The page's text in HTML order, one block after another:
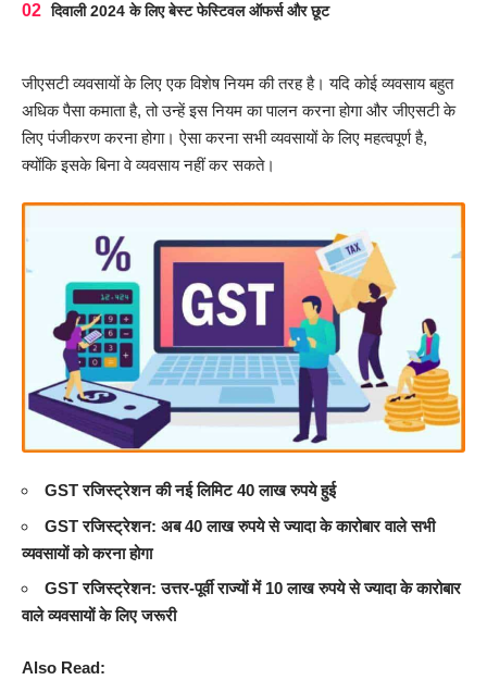
दिवाली 2024 के लिए बेस्ट फेस्टिवल ऑफर्स और छूट
जीएसटी व्यवसायों के लिए एक विशेष नियम की तरह है। यदि कोई व्यवसाय बहुत
अधिक पैसा कमाता है, तो उन्हें इस नियम का पालन करना होगा और जीएसटी के
लिए पंजीकरण करना होगा। ऐसा करना सभी व्यवसायों के लिए महत्वपूर्ण है,
क्योंकि इसके बिना वे व्यवसाय नहीं कर सकते।
GST रजिस्ट्रेशन की नई लिमिट 40 लाख रुपये हुई
GST रजिस्ट्रेशन: अब 40 लाख रुपये से ज्यादा के कारोबार वाले सभी
व्यवसायों को करना होगा
GST रजिस्ट्रेशन: उत्तर-पूर्वी राज्यों में 10 लाख रुपये से ज्यादा के कारोबार
वाले व्यवसायों के लिए जरूरी
Also Read: